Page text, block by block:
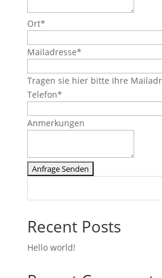
Ort*
Mail­adres­se*
Tra­gen sie hier bit­te Ihre
Tele­fon*
Anmer­kun­gen
Recent Posts
Hel­lo world!